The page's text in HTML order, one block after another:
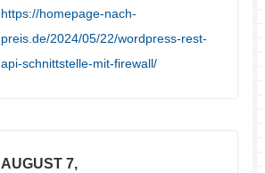
https://homepage-nach-
preis.de/2024/05/22/wordpress-rest-
api-schnittstelle-mit-firewall/
AUGUST 7,